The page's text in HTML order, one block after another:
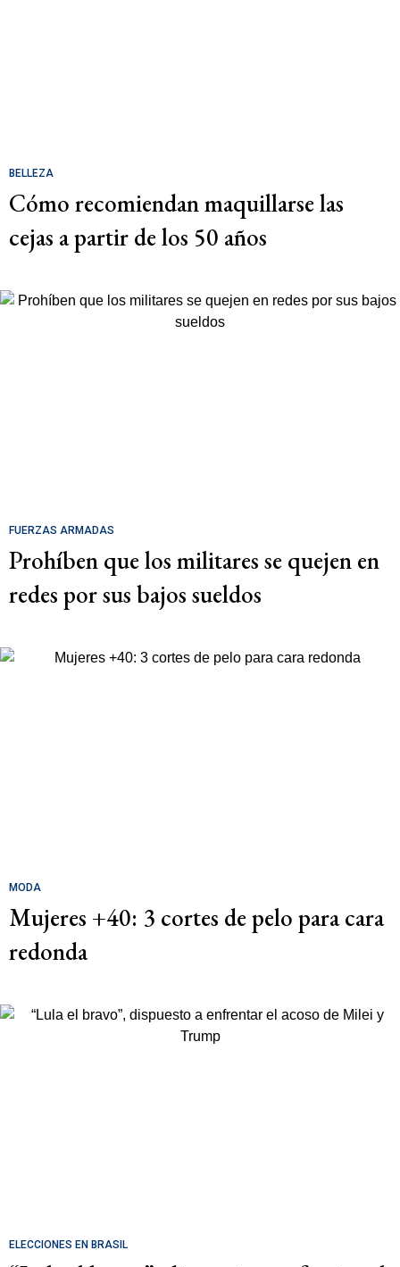
BELLEZA
Cómo recomiendan maquillarse las
cejas a partir de los 50 años
FUERZAS ARMADAS
Prohíben que los militares se quejen en
redes por sus bajos sueldos
MODA
Mujeres +40: 3 cortes de pelo para cara
redonda
ELECCIONES EN BRASIL